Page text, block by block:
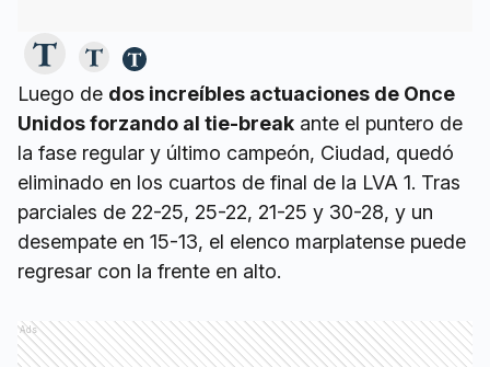
Luego de dos increíbles actuaciones de Once
Unidos forzando al tie-break ante el puntero de
la fase regular y último campeón, Ciudad, quedó
eliminado en los cuartos de final de la LVA 1. Tras
parciales de 22-25, 25-22, 21-25 y 30-28, y un
desempate en 15-13, el elenco marplatense puede
regresar con la frente en alto.
Ads